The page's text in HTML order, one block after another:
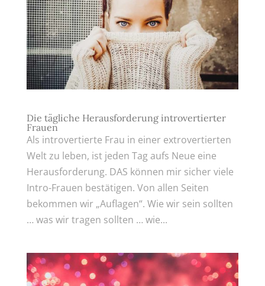
Die tägliche Herausforderung introvertierter
Frauen
Als introvertierte Frau in einer extrovertierten
Welt zu leben, ist jeden Tag aufs Neue eine
Herausforderung. DAS können mir sicher viele
Intro-Frauen bestätigen. Von allen Seiten
bekommen wir „Auflagen“. Wie wir sein sollten
… was wir tragen sollten … wie...